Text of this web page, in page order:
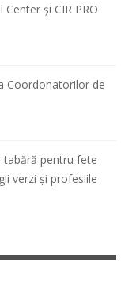
și CIR PRO
Coordonatorilor de
tabără pentru fete
verzi și profesiile